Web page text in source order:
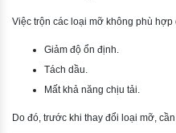
Việc trộn các loại mỡ không phù hợp
Giảm độ ổn định.
Tách dầu.
Mất khả năng chịu tải.
Do đó, trước khi thay đổi loại mỡ,